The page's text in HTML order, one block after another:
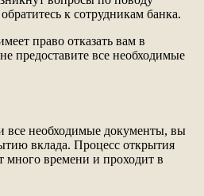
к сотрудникам банка.
право отказать вам в
предоставите все необходимые
все необходимые документы, вы
вклада. Процесс открытия
много времени и проходит в